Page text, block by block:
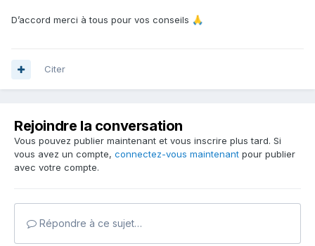
D’accord merci à tous pour vos conseils 🙏
Citer
Rejoindre la conversation
Vous pouvez publier maintenant et vous inscrire plus tard. Si
vous avez un compte, connectez-vous maintenant pour publier
avec votre compte.
Répondre à ce sujet…